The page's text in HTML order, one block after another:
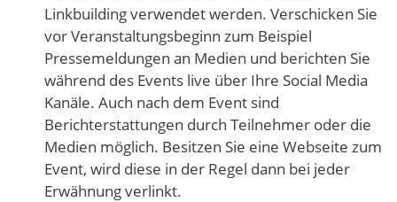
Linkbuilding verwendet werden. Verschicken Sie
vor Veranstaltungsbeginn zum Beispiel
Pressemeldungen an Medien und berichten Sie
während des Events live über Ihre Social Media
Kanäle. Auch nach dem Event sind
Berichterstattungen durch Teilnehmer oder die
Medien möglich. Besitzen Sie eine Webseite zum
Event, wird diese in der Regel dann bei jeder
Erwähnung verlinkt.